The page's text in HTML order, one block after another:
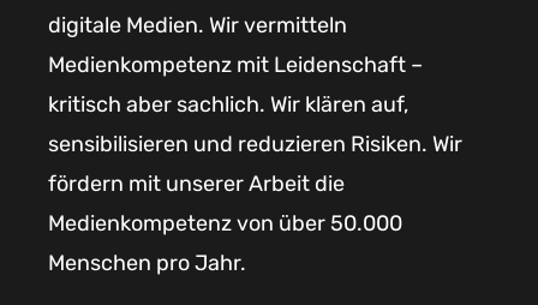
digitale Medien. Wir vermitteln
Medienkompetenz mit Leidenschaft –
kritisch aber sachlich. Wir klären auf,
sensibilisieren und reduzieren Risiken. Wir
fördern mit unserer Arbeit die
Medienkompetenz von über 50.000
Menschen pro Jahr.